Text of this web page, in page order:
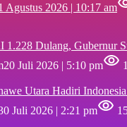
Agustus 2026 | 10:17 am
1.228 Dulang, Gubernur
20 Juli 2026 | 5:10 pm
Utara Hadiri
Juli 2026 | 2:21 pm